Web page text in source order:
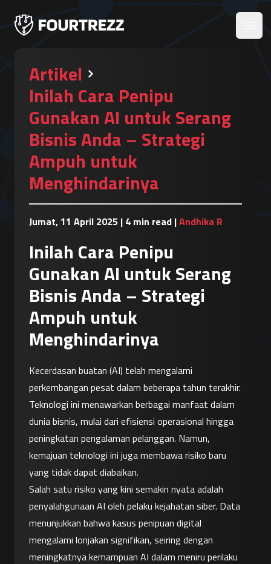
Artikel
Inilah Cara Penipu
Gunakan AI untuk Serang
Bisnis Anda – Strategi
Ampuh untuk
Menghindarinya
Jumat, 11 April 2025 | 4 min read |Andhika R
Inilah Cara Penipu
Gunakan AI untuk Serang
Bisnis Anda – Strategi
Ampuh untuk
Menghindarinya
Kecerdasan buatan (AI) telah mengalami
perkembangan pesat dalam beberapa tahun terakhir.
Teknologi ini menawarkan berbagai manfaat dalam
dunia bisnis, mulai dari efisiensi operasional hingga
peningkatan pengalaman pelanggan. Namun,
kemajuan teknologi ini juga membawa risiko baru
yang tidak dapat diabaikan.
Salah satu risiko yang kini semakin nyata adalah
penyalahgunaan AI oleh pelaku kejahatan siber. Data
menunjukkan bahwa kasus penipuan digital
mengalami lonjakan signifikan, seiring dengan
meningkatnya kemampuan AI dalam meniru perilaku